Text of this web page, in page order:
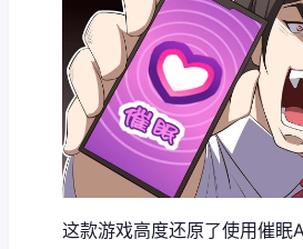
这款游戏高度还原了使用催眠